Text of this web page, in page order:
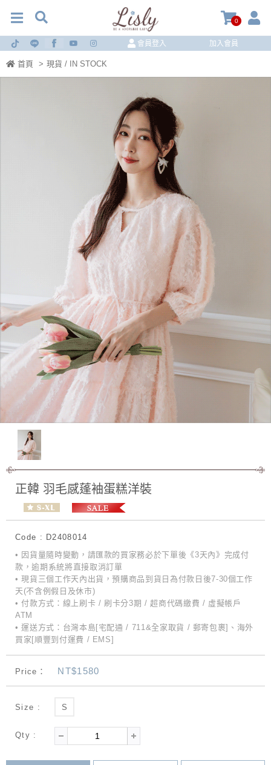
0
會員登入 加入會員
首頁 > 現貨 / IN STOCK
正韓 羽毛感蓬袖蛋糕洋裝
Code : D2408014
• 因貨量隨時變動，請匯款的買家務必於下單後《3天內》完成付
款，逾期系統將直接取消訂單
• 現貨三個工作天內出貨，預購商品到貨日為付款日後7-30個工作
天(不含例假日及休市)
• 付款方式：線上刷卡 / 刷卡分3期 / 超商代碼繳費 / 虛擬帳戶
ATM
• 運送方式：台灣本島[宅配通 / 711&全家取貨 / 郵寄包裹]、海外
買家[順豐到付運費 / EMS]
Price： NT$1580
Size : S
Qty :